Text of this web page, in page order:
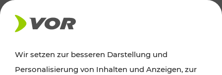
AKTUELLES
Wir setzen zur besseren Darstellung und
Personalisierung von Inhalten und Anzeigen, zur